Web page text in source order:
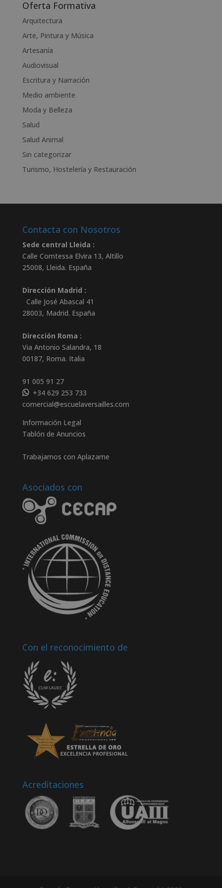
l
e
r
n
i
v
e
Oferta Formativa
Arquitectura
Arte, Pintura y Música
Artesanía
Audiovisual
Escritura y Narración
Medio ambiente
Moda y Belleza
Salud
Salud Animal
Sin categorizar
Turismo, Hostelería y Restauración
Contacta con Nosotros
Sede central Lleida :
Calle Comtessa Elvira 13, Altillo
25008, Lleida. España
Dirección Madrid :
Calle José Abascal 41
28003, Madrid. España
Dirección Roma :
Via Antonio Salandra, 18
00187, Roma. Italia
91 005 91 27
+34 629 253 733
comercial@escuelaversailles.com
Información Legal
Tablón de Anuncios
Trabajamos con Aplazame
Asociados con
Con el reconocimiento de
Acreditaciones